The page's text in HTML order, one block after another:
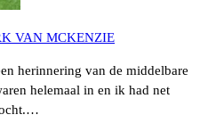
VAN MCKENZIE
herinnering van de middelbare
helemaal in en ik had net